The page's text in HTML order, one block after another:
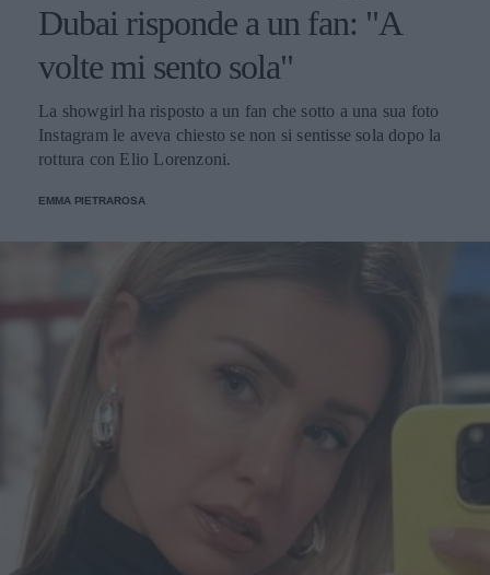
Dubai risponde a un fan: "A
volte mi sento sola"
La showgirl ha risposto a un fan che sotto a una sua foto
Instagram le aveva chiesto se non si sentisse sola dopo la
rottura con Elio Lorenzoni.
EMMA PIETRAROSA